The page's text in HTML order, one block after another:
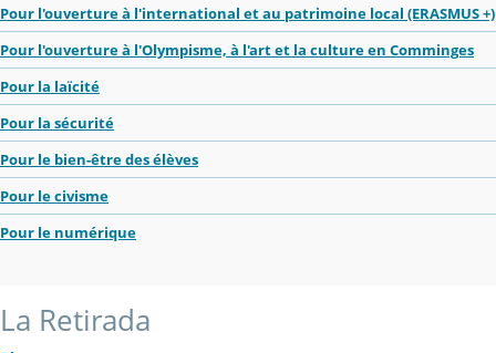
Pour l'ouverture à l'international et au patrimoine local (ERASMUS +)
Pour l'ouverture à l'Olympisme, à l'art et la culture en Comminges
Pour la laïcité
Pour la sécurité
Pour le bien-être des élèves
Pour le civisme
Pour le numérique
La Retirada